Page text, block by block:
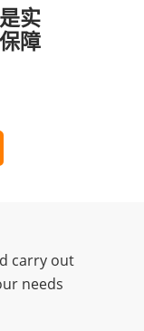
实
障
carry out
needs